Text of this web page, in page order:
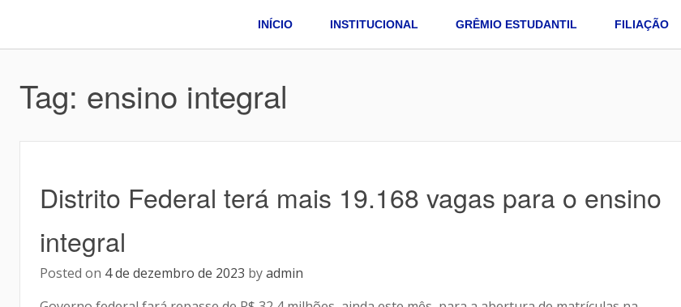
INÍCIO INSTITUCIONAL GRÊMIO ESTUDANTIL FILIAÇÃO
Tag: ensino integral
Distrito Federal terá mais 19.168 vagas para o ensino
integral
Posted on 4 de dezembro de 2023 byadmin